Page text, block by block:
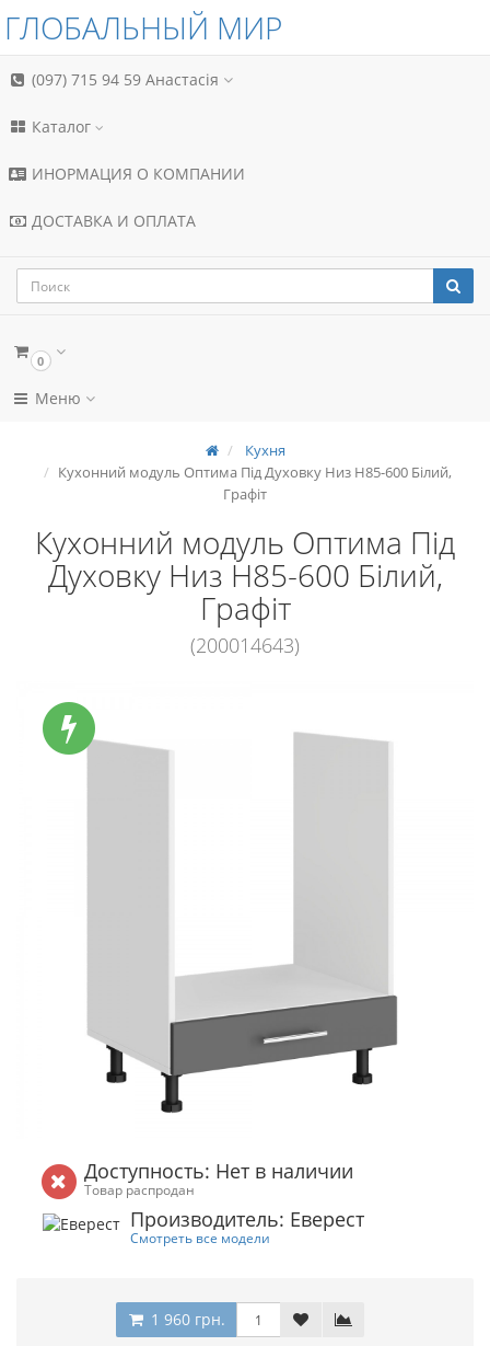
ГЛОБАЛЬНЫЙ МИР
(097) 715 94 59 Анастасія
Каталог
ИНОРМАЦИЯ О КОМПАНИИ
ДОСТАВКА И ОПЛАТА
0
Меню
Кухня
Кухонний модуль Оптима Під Духовку Низ Н85-600 Білий,
Графіт
Кухонний модуль Оптима Під
Духовку Низ Н85-600 Білий,
Графіт
(200014643)
Доступность: Нет в наличии
Товар распродан
Производитель: Еверест
Смотреть все модели
1 960 грн.